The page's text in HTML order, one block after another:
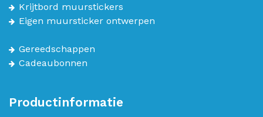
Krijtbord muurstickers
Eigen muursticker ontwerpen
Gereedschappen
Cadeaubonnen
Productinformatie